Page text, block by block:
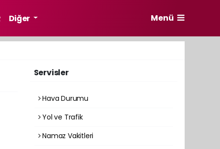
Diğer Menü
Servisler
Hava Durumu
Yol ve Trafik
Namaz Vakitleri